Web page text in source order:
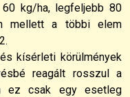
60 kg/ha, legfeljebb 80
mellett a többi elem
kísérleti körülmények
reagált rosszul a
ez csak egy esetleg